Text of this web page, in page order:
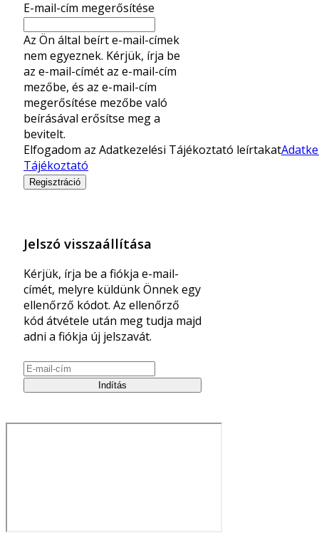
E-mail-cím megerősítése
Az Ön által beírt e-mail-címek
nem egyeznek. Kérjük, írja be
az e-mail-címét az e-mail-cím
mezőbe, és az e-mail-cím
megerősítése mezőbe való
beírásával erősítse meg a
bevitelt.
Elfogadom az Adatkezelési Tájékoztató leírtakat
Tájékoztató
Regisztráció
Jelszó visszaállítása
Kérjük, írja be a fiókja e-mail-
címét, melyre küldünk Önnek egy
ellenőrző kódot. Az ellenőrző
kód átvétele után meg tudja majd
adni a fiókja új jelszavát.
Indítás